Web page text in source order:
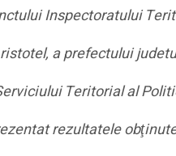
Inspectoratului
a prefectului
Teritorial al
rezultatele